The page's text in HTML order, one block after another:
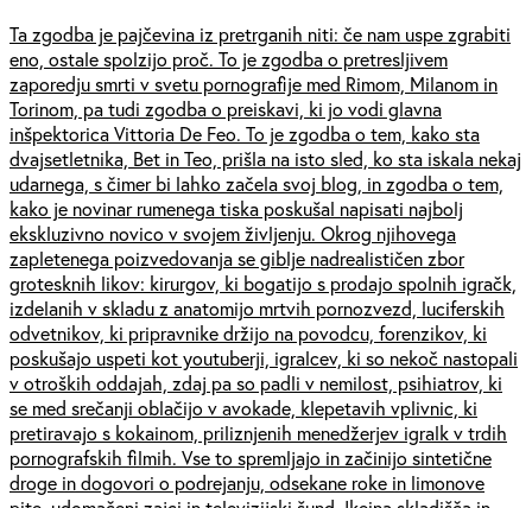
Ta zgodba je pajčevina iz pretrganih niti: če nam uspe zgrabiti
eno, ostale spolzijo proč. To je zgodba o pretresljivem
zaporedju smrti v svetu pornografije med Rimom, Milanom in
Torinom, pa tudi zgodba o preiskavi, ki jo vodi glavna
inšpektorica Vittoria De Feo. To je zgodba o tem, kako sta
dvajsetletnika, Bet in Teo, prišla na isto sled, ko sta iskala nekaj
udarnega, s čimer bi lahko začela svoj blog, in zgodba o tem,
kako je novinar rumenega tiska poskušal napisati najbolj
ekskluzivno novico v svojem življenju. Okrog njihovega
zapletenega poizvedovanja se giblje nadrealističen zbor
grotesknih likov: kirurgov, ki bogatijo s prodajo spolnih igračk,
izdelanih v skladu z anatomijo mrtvih pornozvezd, luciferskih
odvetnikov, ki pripravnike držijo na povodcu, forenzikov, ki
poskušajo uspeti kot youtuberji, igralcev, ki so nekoč nastopali
v otroških oddajah, zdaj pa so padli v nemilost, psihiatrov, ki
se med srečanji oblačijo v avokade, klepetavih vplivnic, ki
pretiravajo s kokainom, priliznjenih menedžerjev igralk v trdih
pornografskih filmih. Vse to spremljajo in začinijo sintetične
droge in dogovori o podrejanju, odsekane roke in limonove